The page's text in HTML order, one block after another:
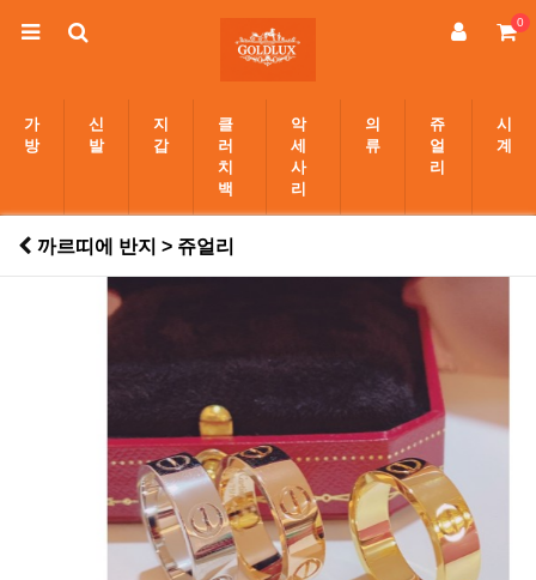
0
가
방
신
발
지
갑
클
러
치
백
악
세
사
리
의
류
쥬
얼
리
시
계
까르띠에 반지 > 쥬얼리